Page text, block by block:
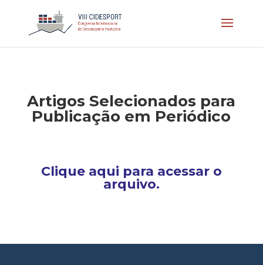
Artigos Selecionados para
Publicação em Periódico
Clique aqui para acessar o
arquivo.